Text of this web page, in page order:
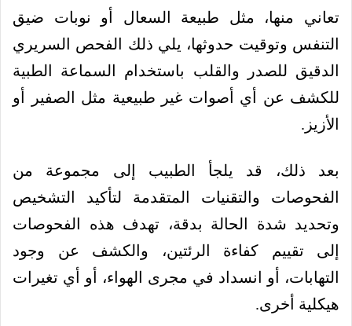
تعاني منها، مثل طبيعة السعال أو نوبات ضيق
التنفس وتوقيت حدوثها، يلي ذلك الفحص السريري
الدقيق للصدر والقلب باستخدام السماعة الطبية
للكشف عن أي أصوات غير طبيعية مثل الصفير أو
الأزيز.
بعد ذلك، قد يلجأ الطبيب إلى مجموعة من
الفحوصات والتقنيات المتقدمة لتأكيد التشخيص
وتحديد شدة الحالة بدقة، تهدف هذه الفحوصات
إلى تقييم كفاءة الرئتين، والكشف عن وجود
التهابات، أو انسداد في مجرى الهواء، أو أي تغيرات
هيكلية أخرى.